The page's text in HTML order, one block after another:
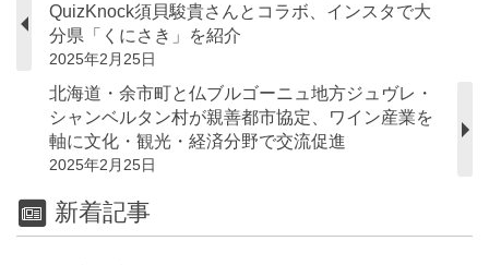
QuizKnock須貝駿貴さんとコラボ、インスタで大
分県「くにさき」を紹介
2025年2月25日
北海道・余市町と仏ブルゴーニュ地方ジュヴレ・
シャンベルタン村が親善都市協定、ワイン産業を
軸に文化・観光・経済分野で交流促進
2025年2月25日
新着記事